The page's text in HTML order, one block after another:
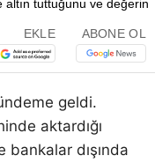
EKLE ABONE OL
geldi.
aktardığı
bankalar dışında